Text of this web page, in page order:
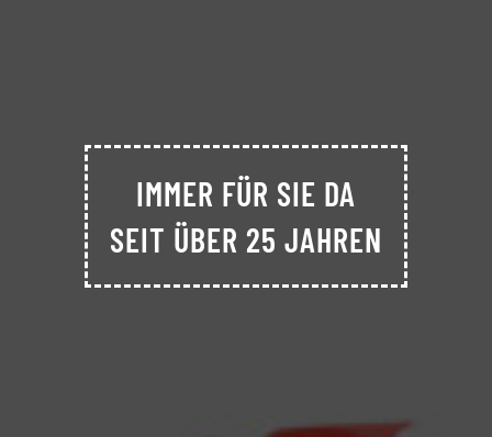
IMMER FÜR SIE DA
SEIT ÜBER 25 JAHREN